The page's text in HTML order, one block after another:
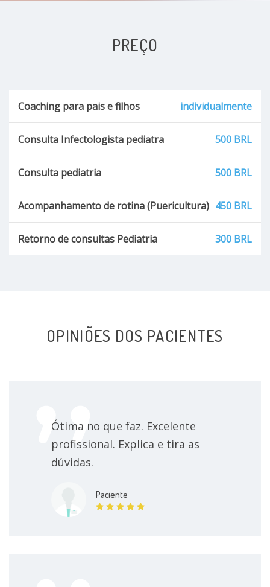
PREÇO
Coaching para pais e filhos individualmente
Consulta Infectologista pediatra 500 BRL
Consulta pediatria 500 BRL
Acompanhamento de rotina (Puericultura) 450 BRL
Retorno de consultas Pediatria 300 BRL
OPINIÕES DOS PACIENTES
Ótima no que faz. Excelente
profissional. Explica e tira as
dúvidas.
Paciente